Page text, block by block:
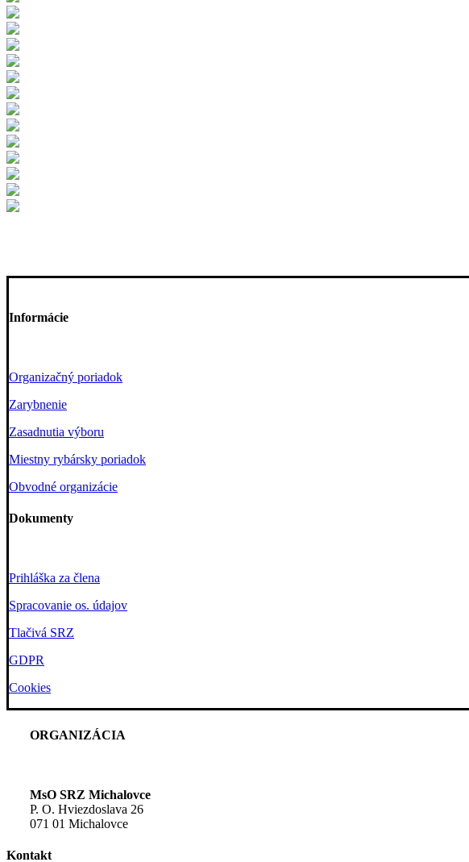
Informácie
Organizačný poriadok
Zarybnenie
Zasadnutia výboru
Miestny rybársky poriadok
Obvodné organizácie
Dokumenty
Prihláška za člena
Spracovanie os. údajov
Tlačivá SRZ
GDPR
Cookies
ORGANIZÁCIA
MsO SRZ Michalovce
P. O. Hviezdoslava 26
071 01 Michalovce
Kontakt